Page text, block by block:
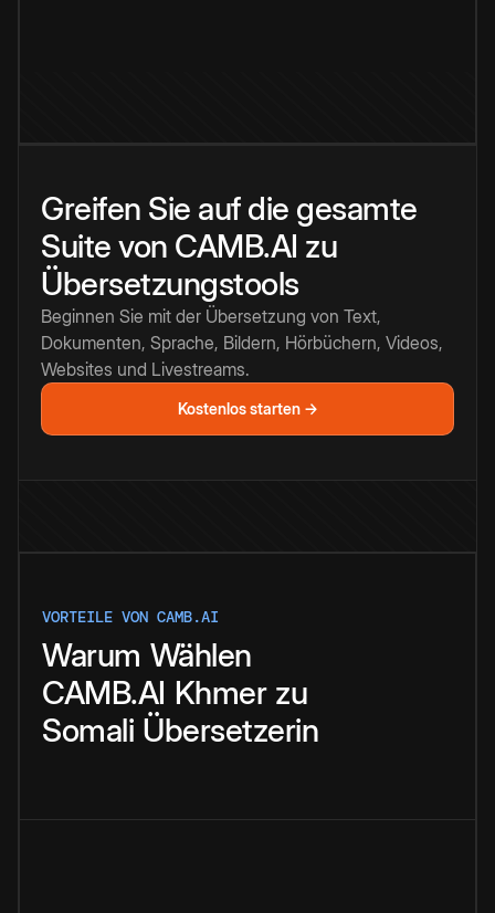
Greifen Sie auf die gesamte
Suite von CAMB.AI zu
Übersetzungstools
Beginnen Sie mit der Übersetzung von Text,
Dokumenten, Sprache, Bildern, Hörbüchern, Videos,
Websites und Livestreams.
Kostenlos starten →
VORTEILE VON CAMB.AI
Warum Wählen
CAMB.AI Khmer zu
Somali Übersetzerin